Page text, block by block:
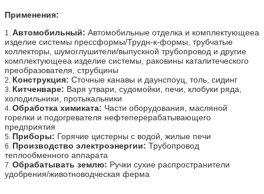
Применения:
1. Автомобильный: Автомобильные отделка и комплектующееа
изделие системы прессформы/Трудн-к-формы, трубчатые
коллекторы, шумоглушители/выпускной трубопровод и другие
комплектующееа изделие системы, раковины каталитеческого
преобразователя, струбцины
2. Конструкция: Сточные канавы и даунспоуц, толь, сидинг
3. Китченваре: Варя утвари, судомойки, печи, клобуки ряда,
холодильники, протыкальники
4. Обработка химиката: Части оборудования, масляной
горелки и подогревателя нефтеперерабатывающего
предприятия
5. Приборы: Горячие цистерны с водой, жилые печи
6. Производство электроэнергии: Трубопровод
теплообменного аппарата
7. Обрабатывать землю: Ручки сухие распространители
удобрения/животноводческая ферма